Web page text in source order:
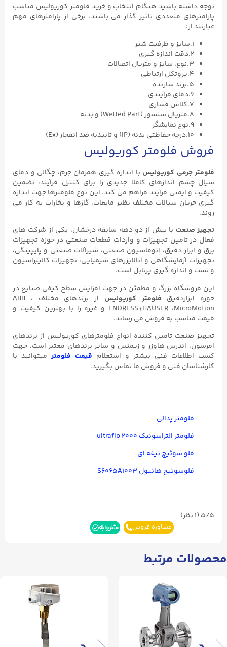
توجه داشته باشید هنگام انتخاب و خرید فلومتر کوریولیس مناسب
پارامترهای متعددی تاثیر گذار می باشند. برخی از پارامترهای مهم
عبارتند از:
۱.سایز و ظرفیت شیر
۲.دقت اندازه گیری
۳.نوع، سایز و متریال اتصالات
۴.پروتکل ارتباطی
۵.برند سازنده
۶.دمای فرآیندی
۷.کلاس فشاری
۸.متریال سنسور (Wetted Part) و بدنه
۹.نوع نمایشگر
۱۰.درجه حفاظتی بدنه (IP) و تاییدیه ضد انفجار (Ex)
فروش فلومتر کوریولیس
فلومتر جرمی کوریولیس با اندازه گیری همزمان جرم، چگالی و دمای
سیال چشم اندازهای کاملا جدیدی را برای کنترل فرآیند، تضمین
کیفیت و ایمنی فرآیند فراهم می کند. این نوع فلومترها جهت اندازه
گیری جریان سیالات مختلف نظیر مایعات، گازها و بخارات به کار می
روند.
تجهیز صنعت با بیش از دو دهه سابقه درخشان، یکی از شرکت های
فعال در تامین تجهیزات و واردات قطعات صنعتی در حوزه تجهیزات
برق و ابزار دقیق، اتوماسیون صنعتی، شیرآلات صنعتی و پایپینگی،
تجهیزات آزمایشگاهی و آنالایزرهای شیمیایی، تجهیزات کالیبراسیون
و تست و اندازه گیری پرتابل است.
این فروشگاه بزرگ و مطمئن در جهت افزایش سطح کیفی صنایع در
حوزه ابزاردقیق فلومتر کوریولیس
از برندهای مختلف ABB ،
ENDRESS+HAUSER ،MicroMotion و غیره را با بهترین کیفیت و
قیمت مناسب به فروش می رساند.
تجهیز صنعت تامین کننده انواع فلومترهای کوریولیس از برندهای
امرسون، اندرس هاوزر و زیمنس و سایر برندهای معتبر است. جهت
کسب اطلاعات فنی بیشتر و استعلام قیمت فلومتر میتوانید با
کارشناسان فنی و فروش ما تماس بگیرید.
فلومتر پدالی
فلومتر التراسونيک ultraflo ۲۰۰۰
فلو سوئیچ تیغه ای
فلوسوئیچ هانیول S۶۰۶۵A۱۰۰۳
5/5 (۱ نظر)
مشاوره فروش مشاوره بله
محصولات مرتبط